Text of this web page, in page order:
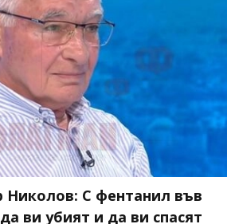
С фентанил във
ви убият и да ви спасят